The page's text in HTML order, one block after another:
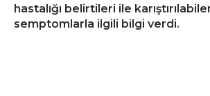
hastalığı belirtileri ile
semptomlarla ilgili bilgi verdi.